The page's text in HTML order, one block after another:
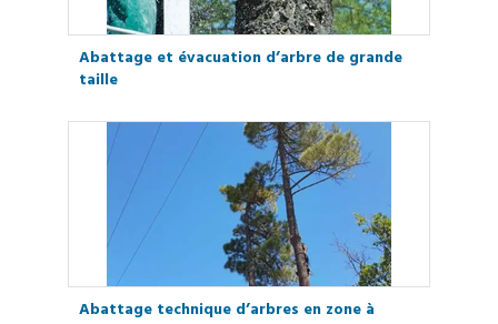
Abattage et évacuation d’arbre de grande
taille
Abattage technique d’arbres en zone à